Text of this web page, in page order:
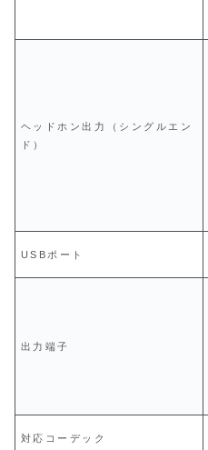
ヘッドホン出力（シングルエン
ド）
USBポート
出力端子
対応コーデック